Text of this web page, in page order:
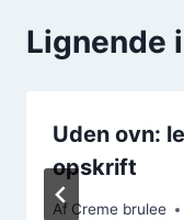
Lignende
Uden ovn:
opskrift
Af Creme brulee